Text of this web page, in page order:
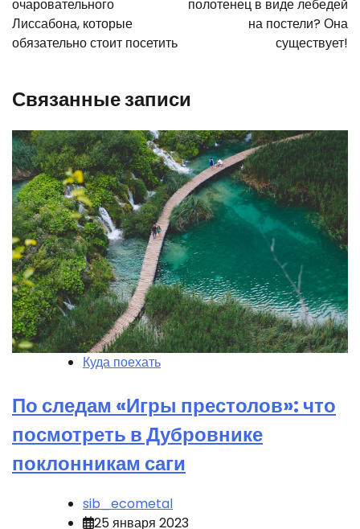
записям
очаровательного
Лиссабона, которые
обязательно стоит посетить
полотенец в виде лебедей
на постели? Она
существует!
Связанные записи
Куда поехать
По следам «Игры престолов»: что
посмотреть в Дубровнике
поклонникам саги
sib_ecometal
25 января 2023